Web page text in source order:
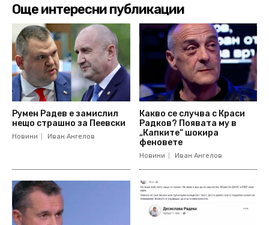
Още интересни публикации
Румен Радев е замислил
нещо страшно за Пеевски
Новини Иван Ангелов
Какво се случва с Краси
Радков? Появата му в
„Капките“ шокира
феновете
Новини Иван Ангелов